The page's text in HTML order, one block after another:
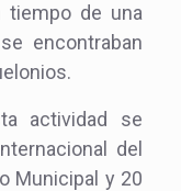
tiempo de una
encontraban
actividad se
del
Municipal y 20